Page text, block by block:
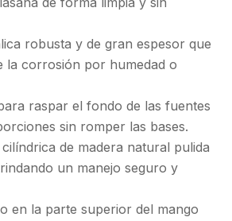
robusta y de gran espesor que
la corrosión por humedad o
raspar el fondo de las fuentes
sin romper las bases.
de madera natural pulida
un manejo seguro y
en la parte superior del mango